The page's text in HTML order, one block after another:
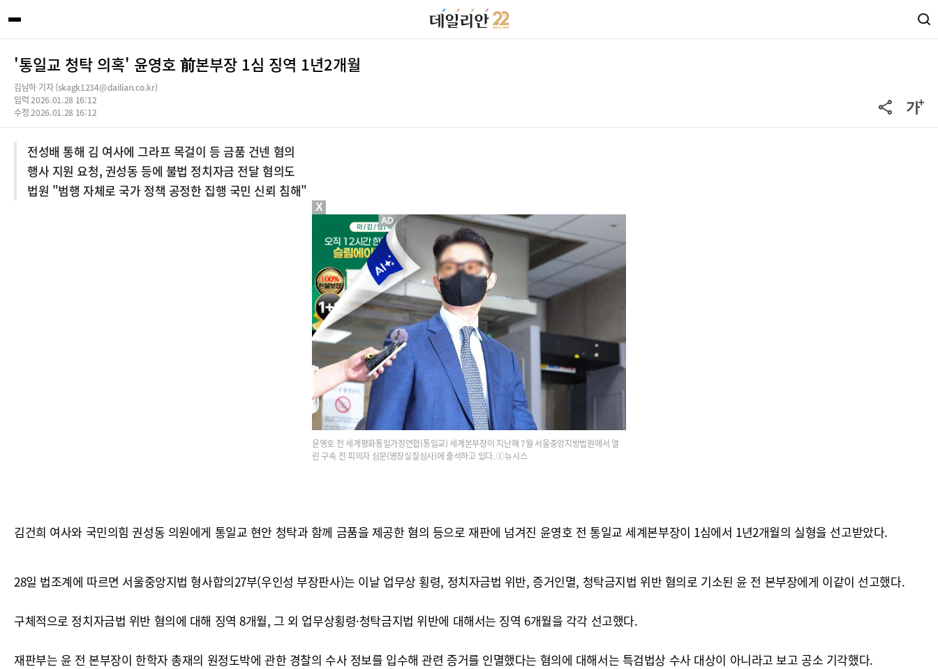
'통일교 청탁 의혹' 윤영호 前본부장 1심 징역 1년2개월
김남하 기자 (skagk1234@dailian.co.kr)
입력 2026.01.28 16:12
수정 2026.01.28 16:12
전성배 통해 김 여사에 그라프 목걸이 등 금품 건넨 혐의
행사 지원 요청, 권성동 등에 불법 정치자금 전달 혐의도
법원 "범행 자체로 국가 정책 공정한 집행 국민 신뢰 침해"
윤영호 전 세계평화통일가정연합(통일교) 세계본부장이 지난해 7월 서울중앙지방법원에서 열
린 구속 전 피의자 심문(영장실질심사)에 출석하고 있다. ⓒ뉴시스
김건희 여사와 국민의힘 권성동 의원에게 통일교 현안 청탁과 함께 금품을 제공한 혐의 등으로 재판에 넘겨진 윤영호 전 통일교 세계본부장이 1심에서 1년2개월의 실형을 선고받았다.
28일 법조계에 따르면 서울중앙지법 형사합의27부(우인성 부장판사)는 이날 업무상 횡령, 정치자금법 위반, 증거인멸, 청탁금지법 위반 혐의로 기소된 윤 전 본부장에게 이같이 선고했다.
구체적으로 정치자금법 위반 혐의에 대해 징역 8개월, 그 외 업무상횡령·청탁금지법 위반에 대해서는 징역 6개월을 각각 선고했다.
재판부는 윤 전 본부장이 한학자 총재의 원정도박에 관한 경찰의 수사 정보를 입수해 관련 증거를 인멸했다는 혐의에 대해서는 특검법상 수사 대상이 아니라고 보고 공소 기각했다.
X